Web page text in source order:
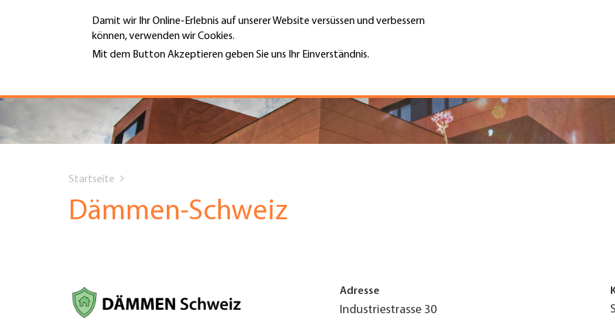
Damit wir Ihr Online-Erlebnis auf unserer Website versüssen und verbessern
können, verwenden wir Cookies.
Mit dem Button Akzeptieren geben Sie uns Ihr Einverständnis.
Hauptnavigation
PORTRÄT
DIENSTLEISTUNGEN
JOBS & KARRIERE
MENÜ
Top
Menu
Jobs &
are
Startseite
Dämmen-Schweiz
Adresse
Industriestrasse 30